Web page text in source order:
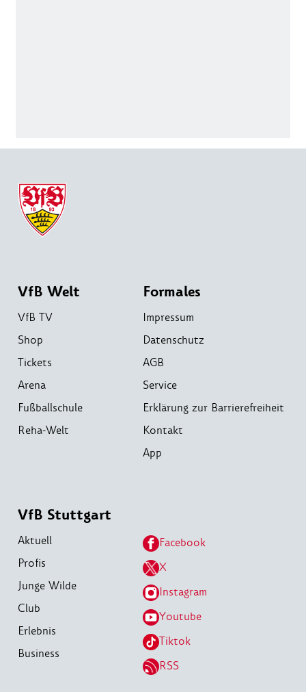
VfB Welt
VfB TV
Shop
Tickets
Arena
Fußballschule
Reha-Welt
Formales
Impressum
Datenschutz
AGB
Service
Erklärung zur Barrierefreiheit
Kontakt
App
VfB Stuttgart
Aktuell
Profis
Junge Wilde
Club
Erlebnis
Business
Facebook
X
Instagram
Youtube
Tiktok
RSS